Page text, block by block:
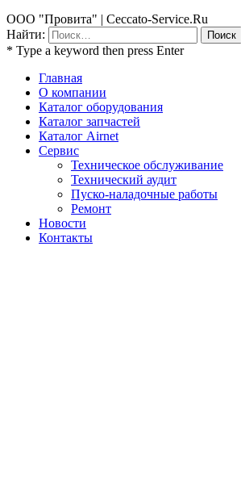
ООО "Провита" | Ceccato-Service.Ru
Найти:
* Type a keyword then press Enter
Главная
О компании
Каталог оборудования
Каталог запчастей
Каталог Airnet
Сервис
Техническое обслуживание
Технический аудит
Пуско-наладочные работы
Ремонт
Новости
Контакты